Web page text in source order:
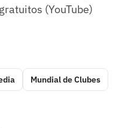
(YouTube)
Mundial de Clubes